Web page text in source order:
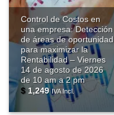
Control de Costos en
una empresa: Detección
de áreas de oportunidad
para maximizar la
Rentabilidad – Viernes
14 de agosto de 2026
de 10 am a 2 pm
$1,249 IVA Incl.